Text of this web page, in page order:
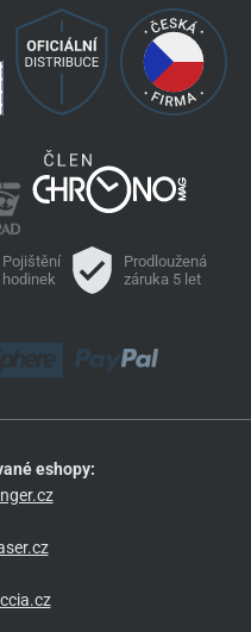
Pojištění
hodinek
Prodloužená
záruka 5 let
eshopy: